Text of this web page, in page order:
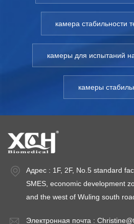
камера стабильности
камеры для испытаний
камеры
Адрес : 1F, 2F, No.5 standard
SMES, economic development
and the west of Wuling south
Электронная почта :